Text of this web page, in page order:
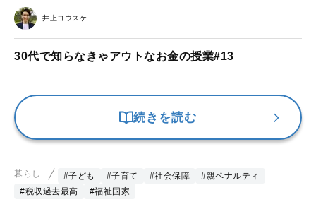
井上ヨウスケ
30代で知らなきゃアウトなお金の授業#13
続きを読む
暮らし #子ども #子育て #社会保障
#親ペナルティ
#税収過去最高
#福祉国家